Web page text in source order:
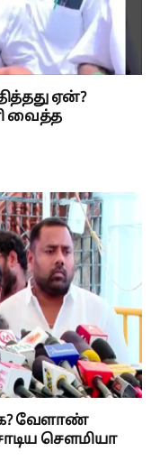
ஏன்?
வைத்த
வேளாண்
சௌமியா